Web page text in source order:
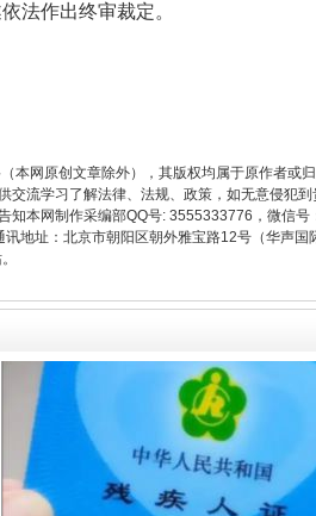
法作出终审裁定。
本网原创文章除外），其版权均属于原作者
交流学习了解法律、法规、政策，如无意侵犯
知本网制作采编部QQ号: 3555333776，微信
地址：北京市朝阳区朝外雅宝路12号（华声
从幼儿园到大学，有这些资助
事关残疾人未来5年